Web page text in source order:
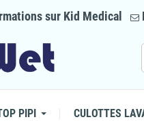
sur Kid Medical
PIPI CULOTTES